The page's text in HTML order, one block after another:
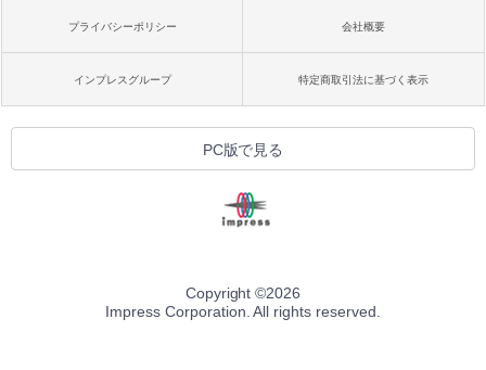
プライバシーポリシー 会社概要
インプレスグループ 特定商取引法に基づく表示
PC版で見る
Copyright ©2026
Impress Corporation. All rights reserved.